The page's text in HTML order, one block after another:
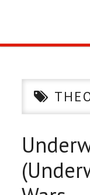
CIKK
PÓLÓ RENDELÉS